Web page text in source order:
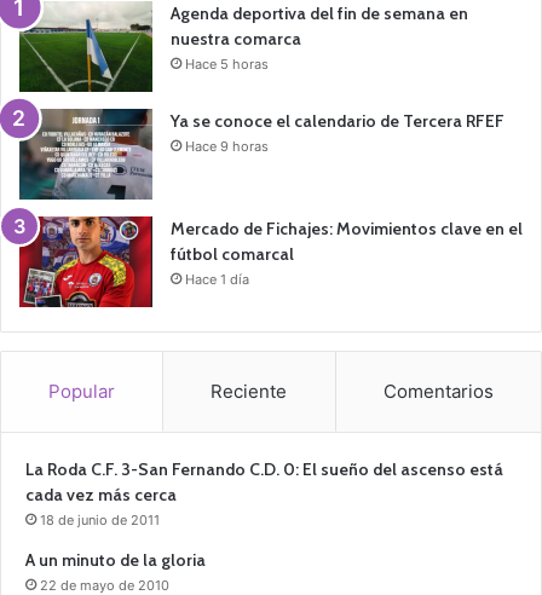
Agenda deportiva del fin de semana en
nuestra comarca
Hace 5 horas
Ya se conoce el calendario de Tercera RFEF
Hace 9 horas
Mercado de Fichajes: Movimientos clave en el
fútbol comarcal
Hace 1 día
Popular Reciente Comentarios
La Roda C.F. 3-San Fernando C.D. 0: El sueño del ascenso está
cada vez más cerca
18 de junio de 2011
A un minuto de la gloria
22 de mayo de 2010